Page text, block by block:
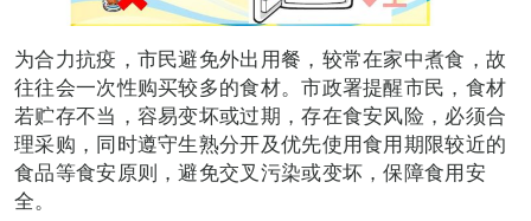
为合力抗疫，市民避免外出用餐，较常在家中煮食，故
往往会一次性购买较多的食材。市政署提醒市民，食材
若贮存不当，容易变坏或过期，存在食安风险，必须合
理采购，同时遵守生熟分开及优先使用食用期限较近的
食品等食安原则，避免交叉污染或变坏，保障食用安
全。